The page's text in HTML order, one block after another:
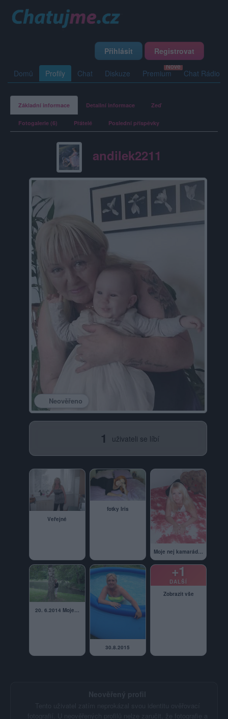
Přihlásit Registrovat
Domů Profily Chat Diskuze Premium Chat Rádio
Základní informace Detailní informace Zeď
Fotogalerie (6) Přátelé Poslední příspěvky
andilek2211
Neověřeno
1 uživateli se líbí
Veřejné
fotky Iris
Moje nej kamarádky
20. 6.2014 Moje…
30.8.2015
+1
DALŠÍ
Zobrazit vše